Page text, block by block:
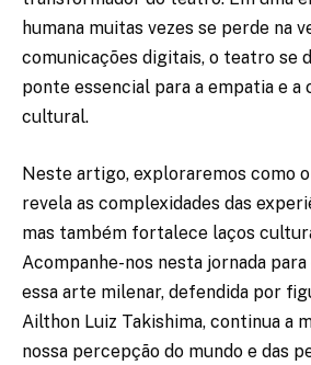
humana muitas vezes se perde na
comunicações digitais, o teatro se
ponte essencial para a empatia e a
cultural.
Neste artigo, exploraremos como
revela as complexidades das
mas também fortalece laços
Acompanhe-nos nesta jornada
essa arte milenar, defendida por
Ailthon Luiz Takishima, continua a
nossa percepção do mundo e das